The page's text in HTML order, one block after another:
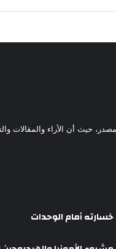
حيث أن الأراء والمقالات
أمام الوحدات